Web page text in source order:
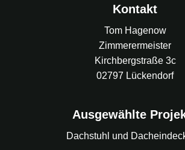
Kontakt
Tom Hagenow
Zimmerermeister
Kirchbergstraße 3c
02797 Lückendorf
Ausgewählte
Dachstuhl und